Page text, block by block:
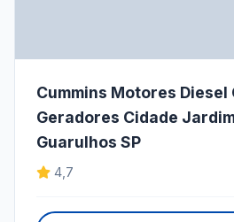
Cummins Motores Diesel
Geradores Cidade
Guarulhos SP
4,7